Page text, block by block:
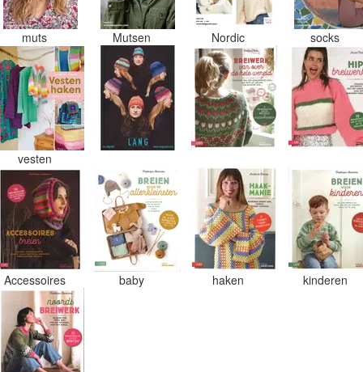
muts Mutsen Nordic socks
vesten
Accessoires baby haken kinderen